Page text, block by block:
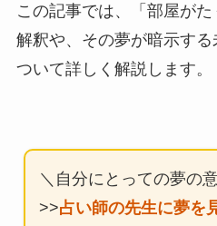
この記事では、「部屋が
解釈や、その夢が暗示す
ついて詳しく解説します。
＼自分にとっての夢の
>>占い師の先生に夢を